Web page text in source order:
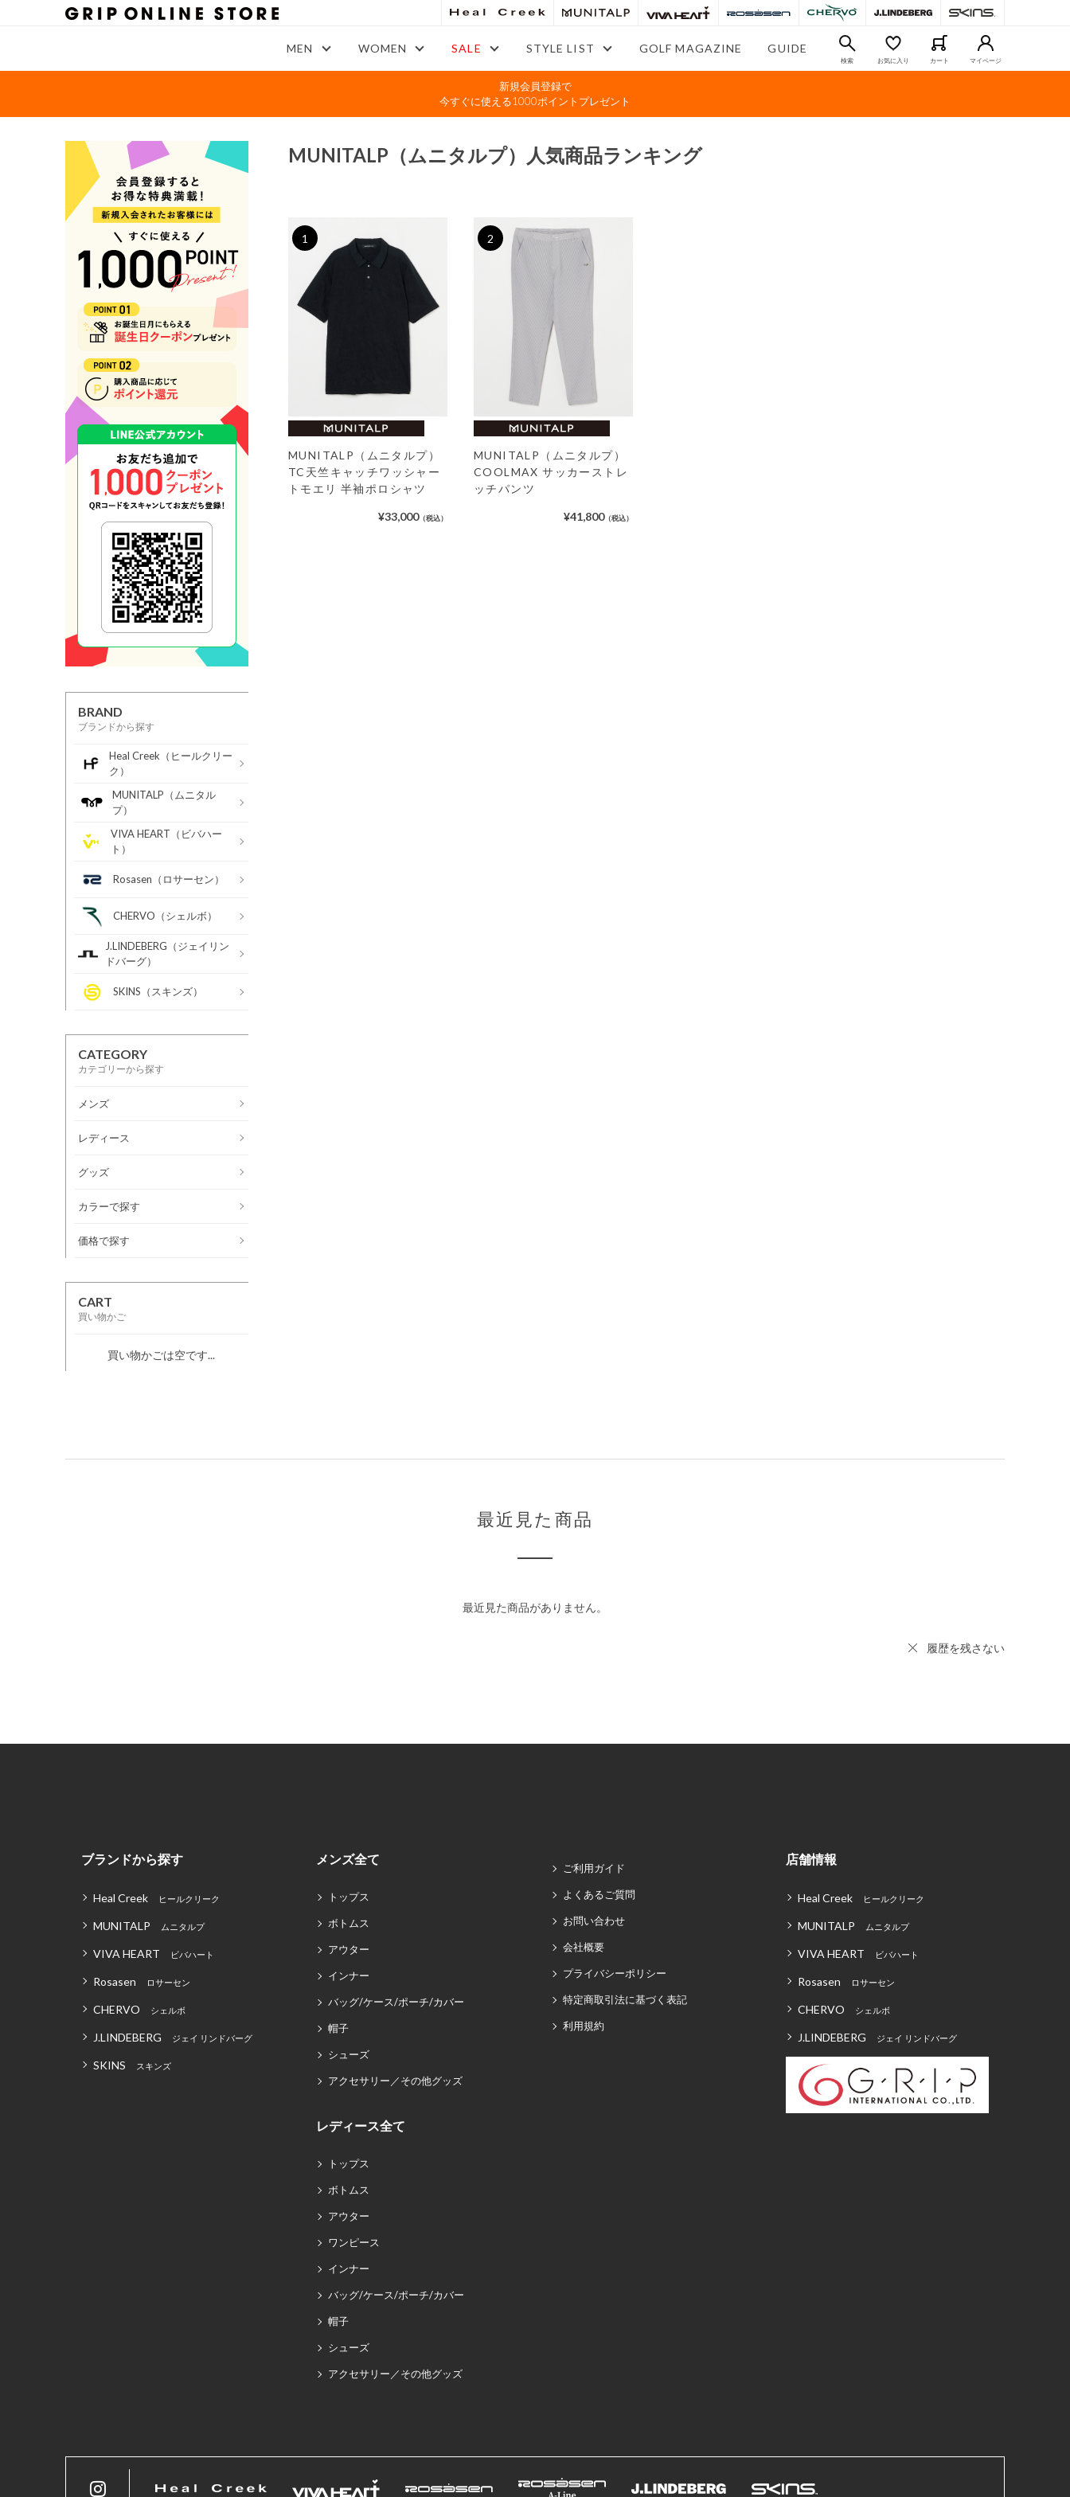
MEN WOMEN SALE STYLE LIST GOLF MAGAZINE GUIDE
検索 お気に入り カート マイページ
新規会員登録で
今すぐに使える1000ポイントプレゼント
BRAND
ブランドから探す
Heal Creek（ヒールクリー
ク）
MUNITALP（ムニタル
プ）
VIVA HEART（ビバハー
ト）
Rosasen（ロサーセン）
CHERVO（シェルボ）
J.LINDEBERG（ジェイリン
ドバーグ）
SKINS（スキンズ）
CATEGORY
カテゴリーから探す
メンズ
レディース
グッズ
カラーで探す
価格で探す
CART
買い物かご
買い物かごは空です...
MUNITALP（ムニタルプ）人気商品ランキング
1
MUNITALP（ムニタルプ）
TC天竺キャッチワッシャー
トモエリ 半袖ポロシャツ
¥33,000（税込）
2
MUNITALP（ムニタルプ）
COOLMAX サッカーストレ
ッチパンツ
¥41,800（税込）
最近見た商品
最近見た商品がありません。
履歴を残さない
ブランドから探す
Heal Creek ヒールクリーク
MUNITALP ムニタルプ
VIVA HEART ビバハート
Rosasen ロサーセン
CHERVO シェルボ
J.LINDEBERG ジェイ リンドバーグ
SKINS スキンズ
メンズ全て
トップス
ボトムス
アウター
インナー
バッグ/ケース/ポーチ/カバー
帽子
シューズ
アクセサリー／その他グッズ
レディース全て
トップス
ボトムス
アウター
ワンピース
インナー
バッグ/ケース/ポーチ/カバー
帽子
シューズ
アクセサリー／その他グッズ
ご利用ガイド
よくあるご質問
お問い合わせ
会社概要
プライバシーポリシー
特定商取引法に基づく表記
利用規約
店舗情報
Heal Creek ヒールクリーク
MUNITALP ムニタルプ
VIVA HEART ビバハート
Rosasen ロサーセン
CHERVO シェルボ
J.LINDEBERG ジェイ リンドバーグ